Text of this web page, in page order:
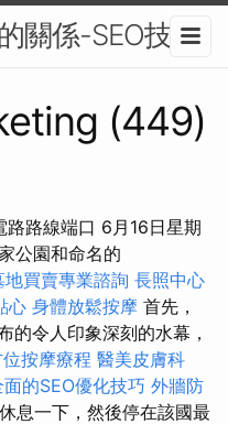
關係-SEO技術
(449)
路線端口 6月16日星期
公園和命名的
地買賣專業諮詢 長照中心
心 身體放鬆按摩 首先，
令人印象深刻的水幕，
按摩療程 醫美皮膚科
面的SEO優化技巧 外牆防
息一下，然後停在該國最